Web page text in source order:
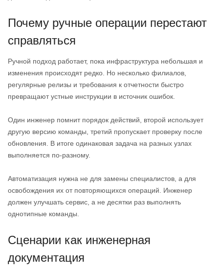
Почему ручные операции перестают
справляться
Ручной подход работает, пока инфраструктура небольшая и
изменения происходят редко. Но несколько филиалов,
регулярные релизы и требования к отчетности быстро
превращают устные инструкции в источник ошибок.
Один инженер помнит порядок действий, второй использует
другую версию команды, третий пропускает проверку после
обновления. В итоге одинаковая задача на разных узлах
выполняется по-разному.
Автоматизация нужна не для замены специалистов, а для
освобождения их от повторяющихся операций. Инженер
должен улучшать сервис, а не десятки раз выполнять
однотипные команды.
Сценарии как инженерная
документация